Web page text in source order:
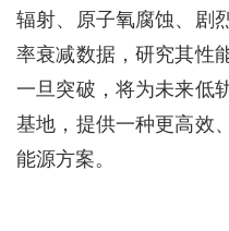
辐射、原子氧腐蚀、剧
率衰减数据，研究其性
一旦突破，将为未来低
基地，提供一种更高效
能源方案。